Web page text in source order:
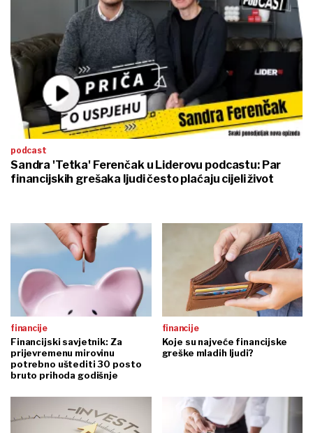
podcast
Sandra 'Tetka' Ferenčak u Liderovu podcastu: Par
financijskih grešaka ljudi često plaćaju cijeli život
financije
Financijski savjetnik: Za
prijevremenu mirovinu
potrebno uštediti 30 posto
bruto prihoda godišnje
financije
Koje su najveće financijske
greške mladih ljudi?